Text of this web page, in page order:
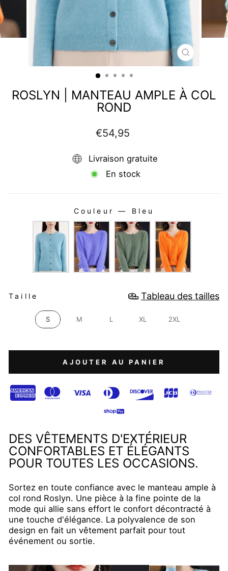
FERMER
(ESC)
ROSLYN | MANTEAU AMPLE À COL
ROND
Prix
régulier
€54,95
Livraison gratuite
En stock
Couleur — Bleu
COULEUR
Taille Tableau des tailles
S M L XL 2XL
AJOUTER AU PANIER
DES VÊTEMENTS D'EXTÉRIEUR
CONFORTABLES ET ÉLÉGANTS
POUR TOUTES LES OCCASIONS.
Sortez en toute confiance avec le manteau ample à
col rond Roslyn. Une pièce à la fine pointe de la
mode qui allie sans effort le confort décontracté à
une touche d'élégance. La polyvalence de son
design en fait un vêtement parfait pour tout
événement ou sortie.